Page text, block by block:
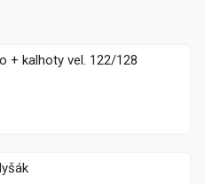
+ kalhoty vel. 122/128